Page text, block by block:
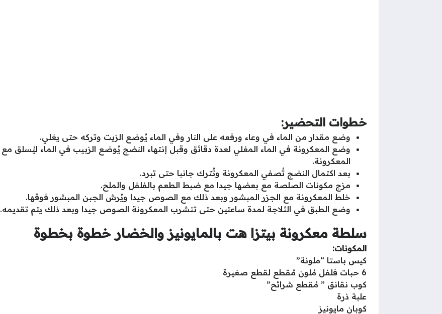
خطوات التحضير:
وضع مقدار من الماء في وعاء ورفعه على النار وفي الماء يُوضع الزيت وتركه حتى يغلي.
وضع المعكرونة في الماء المغلي لعدة دقائق وقبل إنتهاء النضج يُوضع الزبيب في الماء ليُسلق مع
المعكرونة.
بعد اكتمال النضج تُصفي المعكرونة وتُترك جانبا حتى تبرد.
مزج مكونات الصلصة مع بعضها جيدا مع ضبط الطعم بالفلفل والملح.
خلط المعكرونة مع الجزر المبشور وبعد ذلك مع الصوص جيدا ويُرش الجبن المبشور فوقها.
وضع الطبق في الثلاجة لمدة ساعتين حتى تتشرب المعكرونة الصوص جيدا وبعد ذلك يتم تقديمه.
سلطة معكرونة بيتزا هت بالمايونيز والخضار خطوة بخطوة
المكونات:
كيس باستا “ملونة”
6 حبات فلفل مُلون مُقطع لقطع صغيرة
كوب نقانق ” مُقطع شرائح”
علبة ذرة
كوبان مايونيز